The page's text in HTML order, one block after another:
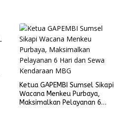
Ketua GAPEMBI Sumsel Sikapi
Wacana Menkeu Purbaya,
Maksimalkan Pelayanan 6